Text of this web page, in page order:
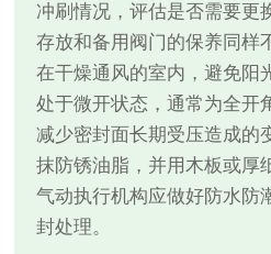
冲刷情况，评估是否需要更
存放和备用阀门的保养同样
在干燥通风的室内，避免阳
处于微开状态，通常为全开
减少密封面长期受压造成的
抹防锈油脂，并用木板或厚
气动执行机构应做好防水防
封处理。